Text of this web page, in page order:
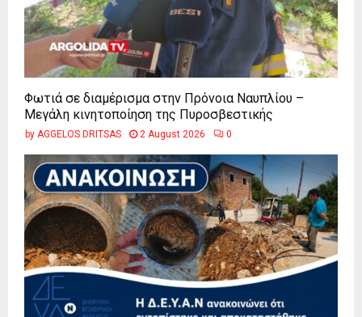
Φωτιά σε διαμέρισμα στην Πρόνοια Ναυπλίου –
Μεγάλη κινητοποίηση της Πυροσβεστικής
by AGGELOS DRITSAS 2 August 2026 0